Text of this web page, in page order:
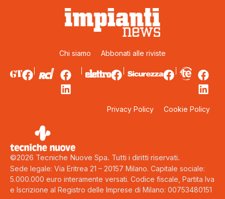
Chi siamo Abbonati alle riviste
Privacy Policy Cookie Policy
©2026 Tecniche Nuove Spa. Tutti i diritti riservati.
Sede legale: Via Eritrea 21 – 20157 Milano. Capitale sociale:
5.000.000 euro interamente versati. Codice fiscale, Partita Iva
e Iscrizione al Registro delle Imprese di Milano: 00753480151